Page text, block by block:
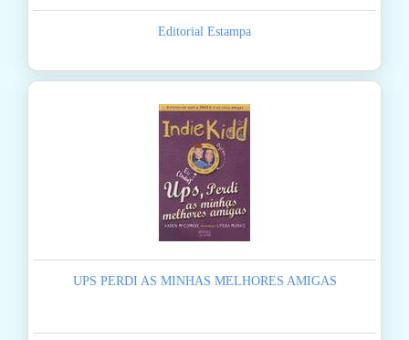
Editorial Estampa
UPS PERDI AS MINHAS MELHORES AMIGAS